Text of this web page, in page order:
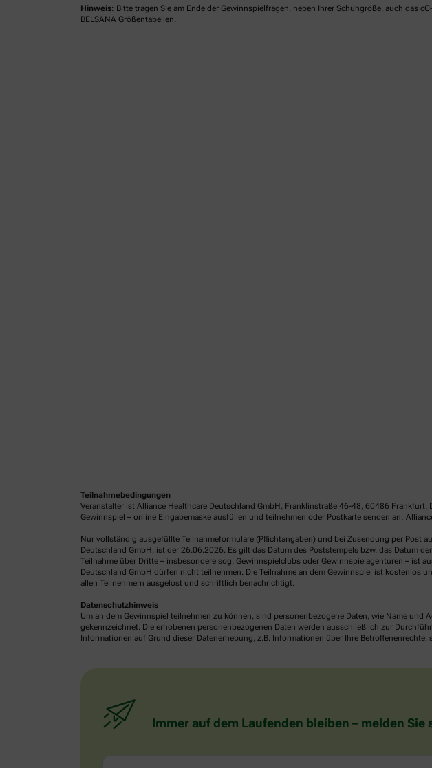
Hinweis: Bitte tragen Sie am Ende der Gewinnspielfragen, neben Ihrer Schuhgröße, auch das
BELSANA Größentabellen.
Teilnahmebedingungen
Veranstalter ist Alliance Healthcare Deutschland GmbH, Franklinstraße 46-48, 60486
Gewinnspiel – online Eingabemaske ausfüllen und teilnehmen oder Postkarte senden an:
Nur vollständig ausgefüllte Teilnahmeformulare (Pflichtangaben) und bei Zusendung per Post
Deutschland GmbH, ist der 26.06.2026. Es gilt das Datum des Poststempels bzw. das Datum
Teilnahme über Dritte – insbesondere sog. Gewinnspielclubs oder Gewinnspielagenturen – ist
Deutschland GmbH dürfen nicht teilnehmen. Die Teilnahme an dem Gewinnspiel ist kostenlos
allen Teilnehmern ausgelost und schriftlich benachrichtigt.
Datenschutzhinweis
Um an dem Gewinnspiel teilnehmen zu können, sind personenbezogene Daten, wie Name
gekennzeichnet. Die erhobenen personenbezogenen Daten werden ausschließlich zur
Informationen auf Grund dieser Datenerhebung, z.B. Informationen über Ihre
Immer auf dem Laufenden bleiben – melden Sie